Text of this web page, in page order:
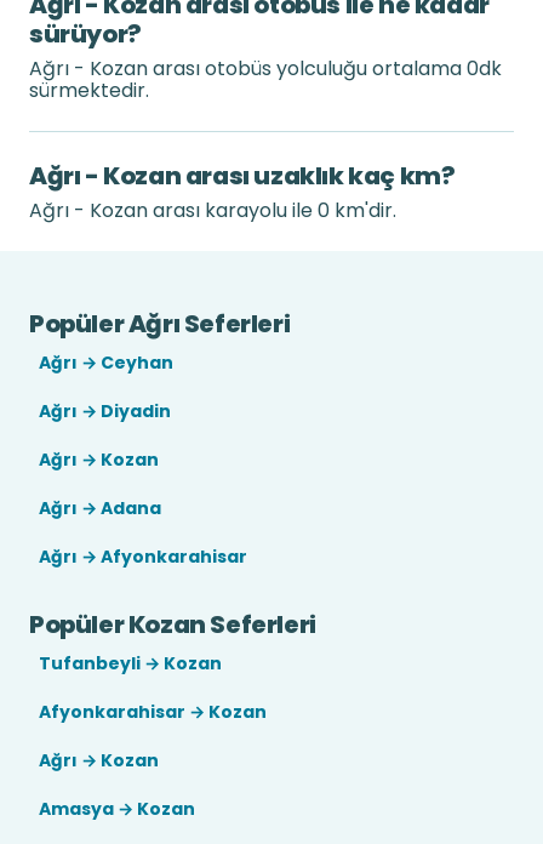
sürüyor?
Ağrı - Kozan arası otobüs yolculuğu ortalama 0dk
sürmektedir.
Ağrı - Kozan arası uzaklık kaç km?
Ağrı - Kozan arası karayolu ile 0 km'dir.
Popüler Ağrı Seferleri
Ağrı → Ceyhan
Ağrı → Diyadin
Ağrı → Kozan
Ağrı → Adana
Ağrı → Afyonkarahisar
Popüler Kozan Seferleri
Tufanbeyli → Kozan
Afyonkarahisar → Kozan
Ağrı → Kozan
Amasya → Kozan